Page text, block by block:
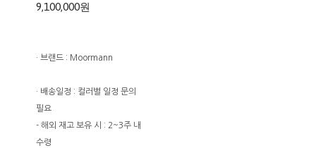
9,100,000원
· 브랜드 : Moormann
· 배송일정 : 컬러별 일정 문의
필요
- 해외 재고 보유 시 : 2~3주 내
수령